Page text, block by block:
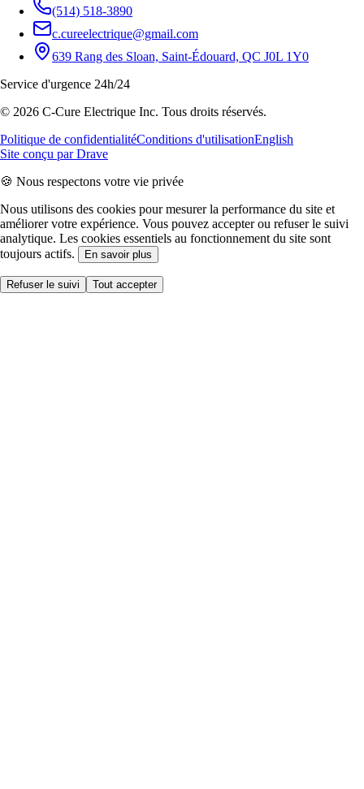
(514) 518-3890
c.cureelectrique@gmail.com
639 Rang des Sloan, Saint-Édouard, QC J0L 1Y0
Service d'urgence 24h/24
© 2026 C-Cure Electrique Inc. Tous droits réservés.
Politique de confidentialitéConditions d'utilisationEnglish
Site conçu par Drave
🍪 Nous respectons votre vie privée
Nous utilisons des cookies pour mesurer la performance du site et
améliorer votre expérience. Vous pouvez accepter ou refuser le suivi
analytique. Les cookies essentiels au fonctionnement du site sont
toujours actifs.
En savoir plus
Refuser le suivi Tout accepter